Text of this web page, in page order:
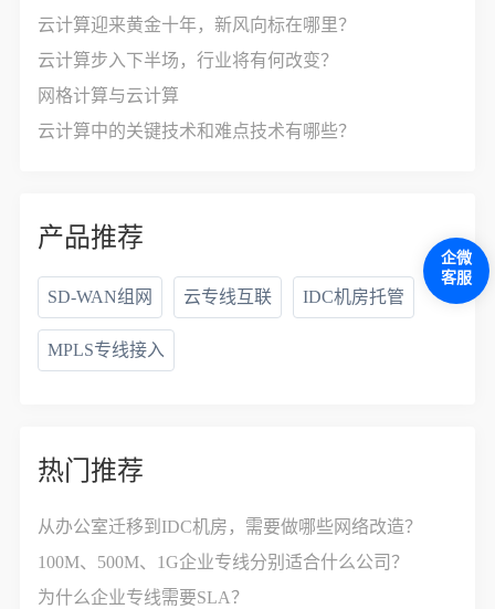
云计算迎来黄金十年，新风向标在哪里？
云计算步入下半场，行业将有何改变？
网格计算与云计算
云计算中的关键技术和难点技术有哪些？
产品推荐
SD-WAN组网 云专线互联 IDC机房托管
MPLS专线接入
热门推荐
从办公室迁移到IDC机房，需要做哪些网络改造？
100M、500M、1G企业专线分别适合什么公司？
为什么企业专线需要SLA？
企微
客服